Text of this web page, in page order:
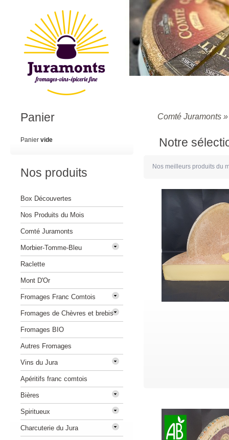
Comté Juramonts
Notre
Nos meilleurs produits du
Panier
Panier vide
Nos produits
Box Découvertes
Nos Produits du Mois
Comté Juramonts
Morbier-Tomme-Bleu
Raclette
Mont D'Or
Fromages Franc Comtois
Fromages de Chèvres et brebis
Fromages BIO
Autres Fromages
Vins du Jura
Apéritifs franc comtois
Bières
Spiritueux
Charcuterie du Jura